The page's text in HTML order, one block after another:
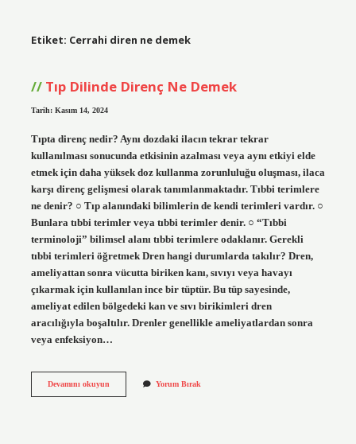
Etiket: Cerrahi diren ne demek
Tıp Dilinde Direnç Ne Demek
Tarih: Kasım 14, 2024
Tıpta direnç nedir? Aynı dozdaki ilacın tekrar tekrar
kullanılması sonucunda etkisinin azalması veya aynı etkiyi elde
etmek için daha yüksek doz kullanma zorunluluğu oluşması, ilaca
karşı direnç gelişmesi olarak tanımlanmaktadır. Tıbbi terimlere
ne denir? ○ Tıp alanındaki bilimlerin de kendi terimleri vardır. ○
Bunlara tıbbi terimler veya tıbbi terimler denir. ○ “Tıbbi
terminoloji” bilimsel alanı tıbbi terimlere odaklanır. Gerekli
tıbbi terimleri öğretmek Dren hangi durumlarda takılır? Dren,
ameliyattan sonra vücutta biriken kanı, sıvıyı veya havayı
çıkarmak için kullanılan ince bir tüptür. Bu tüp sayesinde,
ameliyat edilen bölgedeki kan ve sıvı birikimleri dren
aracılığıyla boşaltılır. Drenler genellikle ameliyatlardan sonra
veya enfeksiyon…
Devamını okuyunTıp
Yorum Bırak